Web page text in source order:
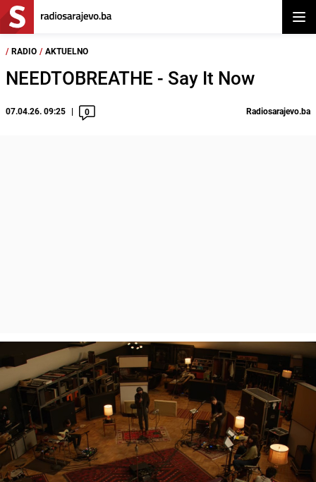
/ RADIO / AKTUELNO
NEEDTOBREATHE - Say It Now
07.04.26. 09:25 0 Radiosarajevo.ba